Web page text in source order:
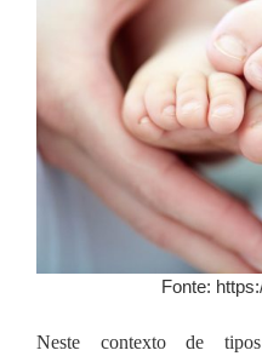
Fonte:
Neste contexto de